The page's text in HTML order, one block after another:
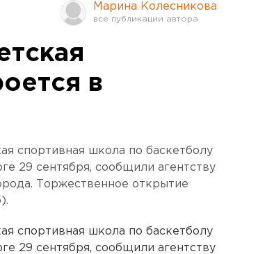
Марина Колесникова
в
спортивная школа по баскетболу
29 сентября, сообщили агентству
Торжественное открытие
спортивная школа по баскетболу
29 сентября, сообщили агентству